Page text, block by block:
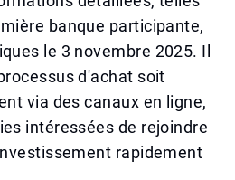
banque participante,
le 3 novembre 2025. Il
d'achat soit
via des canaux en ligne,
intéressées de rejoindre
rapidement